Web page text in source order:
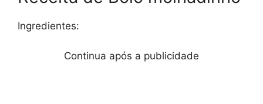
Ingredientes:
Continua após a publicidade